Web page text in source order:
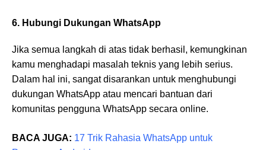
6. Hubungi Dukungan WhatsApp
Jika semua langkah di atas tidak berhasil, kemungkinan
kamu menghadapi masalah teknis yang lebih serius.
Dalam hal ini, sangat disarankan untuk menghubungi
dukungan WhatsApp atau mencari bantuan dari
komunitas pengguna WhatsApp secara online.
BACA JUGA: 17 Trik Rahasia WhatsApp untuk